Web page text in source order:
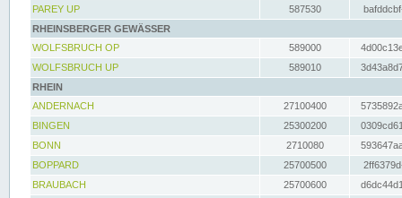
PAREY UP
587530
RHEINSBERGER GEWÄSSER
WOLFSBRUCH OP
589000
WOLFSBRUCH UP
589010
RHEIN
ANDERNACH
27100400
BINGEN
25300200
BONN
2710080
BOPPARD
25700500
BRAUBACH
25700600